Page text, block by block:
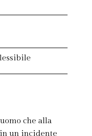
che alla
un incidente